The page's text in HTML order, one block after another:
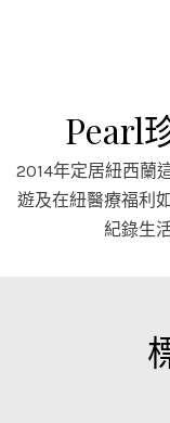
Pearl
2014年定居紐西蘭
遊及在紐醫療福利
紀錄生